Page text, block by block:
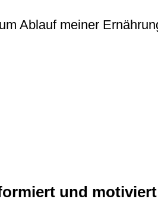
Ablauf meiner
und